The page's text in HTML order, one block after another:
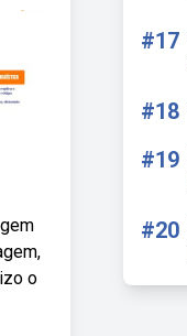
o
#17
#18
#19
#20